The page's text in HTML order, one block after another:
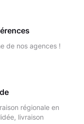
de nos agences !
régionale en
livraison